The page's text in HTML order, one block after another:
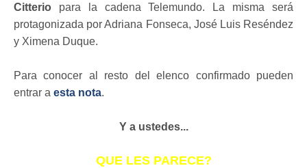
Citterio para la cadena Telemundo. La misma será
protagonizada por Adriana Fonseca, José Luis Reséndez
y Ximena Duque.
Para conocer al resto del elenco confirmado pueden
entrar a esta nota.
Y a ustedes...
QUE LES PARECE?